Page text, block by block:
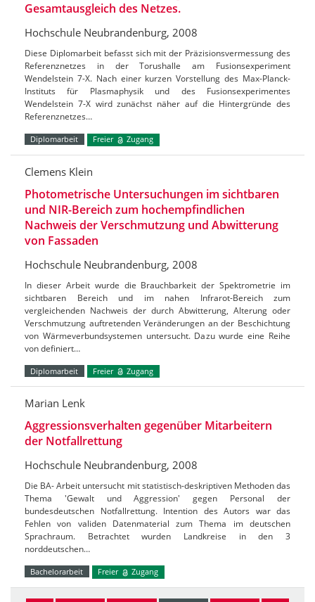
Gesamtausgleich des Netzes.
Hochschule Neubrandenburg, 2008
Diese Diplomarbeit befasst sich mit der Präzisionsvermessung des
Referenznetzes in der Torushalle am Fusionsexperiment
Wendelstein 7-X. Nach einer kurzen Vorstellung des Max-Planck-
Instituts für Plasmaphysik und des Fusionsexperimentes
Wendelstein 7-X wird zunächst näher auf die Hintergründe des
Referenznetzes…
Diplomarbeit Freier Zugang
Clemens Klein
Photometrische Untersuchungen im sichtbaren
und NIR-Bereich zum hochempfindlichen
Nachweis der Verschmutzung und Abwitterung
von Fassaden
Hochschule Neubrandenburg, 2008
In dieser Arbeit wurde die Brauchbarkeit der Spektrometrie im
sichtbaren Bereich und im nahen Infrarot-Bereich zum
vergleichenden Nachweis der durch Abwitterung, Alterung oder
Verschmutzung auftretenden Veränderungen an der Beschichtung
von Wärmeverbundsystemen untersucht. Dazu wurde eine Reihe
von definiert…
Diplomarbeit Freier Zugang
Marian Lenk
Aggressionsverhalten gegenüber Mitarbeitern
der Notfallrettung
Hochschule Neubrandenburg, 2008
Die BA- Arbeit untersucht mit statistisch-deskriptiven Methoden das
Thema 'Gewalt und Aggression' gegen Personal der
bundesdeutschen Notfallrettung. Intention des Autors war das
Fehlen von validen Datenmaterial zum Thema im deutschen
Sprachraum. Betrachtet wurden Landkreise in den 3
norddeutschen…
Bachelorarbeit Freier Zugang